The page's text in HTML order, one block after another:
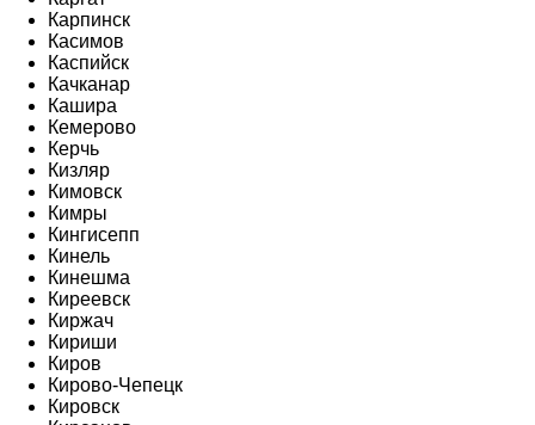
Карпинск
Касимов
Каспийск
Качканар
Кашира
Кемерово
Керчь
Кизляр
Кимовск
Кимры
Кингисепп
Кинель
Кинешма
Киреевск
Киржач
Кириши
Киров
Кирово-Чепецк
Кировск